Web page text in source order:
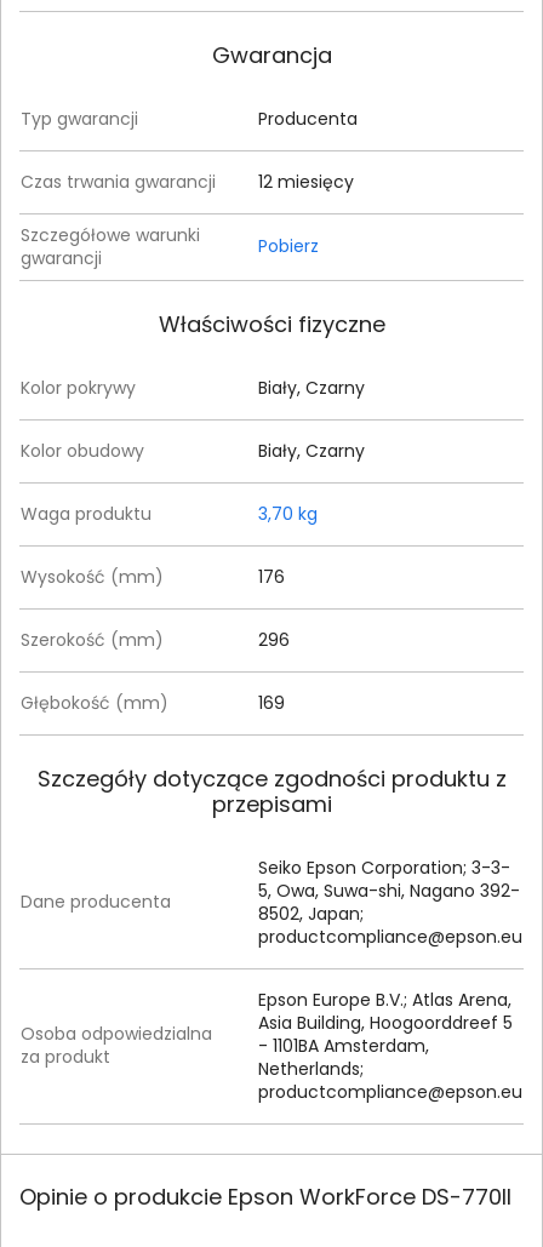
Gwarancja
Typ gwarancji Producenta
Czas trwania gwarancji 12 miesięcy
Szczegółowe warunki
gwarancji
Pobierz
Właściwości fizyczne
Kolor pokrywy Biały, Czarny
Kolor obudowy Biały, Czarny
Waga produktu 3,70 kg
Wysokość (mm) 176
Szerokość (mm) 296‎
Głębokość (mm) 169
Szczegóły dotyczące zgodności produktu z
przepisami
Dane producenta
Seiko Epson Corporation; 3-3-
5, Owa, Suwa-shi, Nagano 392-
8502, Japan;
productcompliance@epson.eu
Osoba odpowiedzialna
za produkt
Epson Europe B.V.; Atlas Arena,
Asia Building, Hoogoorddreef 5
- 1101BA Amsterdam,
Netherlands;
productcompliance@epson.eu
Opinie o produkcie Epson WorkForce DS-770II